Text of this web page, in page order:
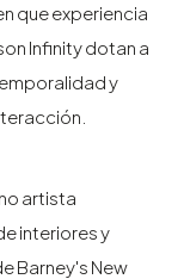
que experiencia
Infinity dotan a
y
artista
interiores y
Barney's New